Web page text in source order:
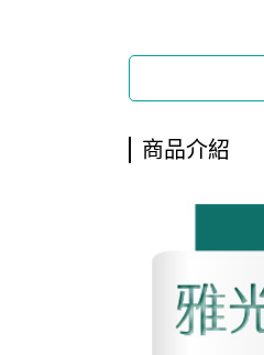
商品介紹